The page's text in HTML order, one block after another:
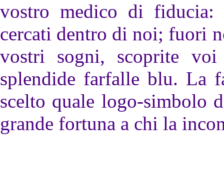
vostro medico di
cercati dentro di noi; fuori
vostri sogni, scoprite
splendide farfalle blu. La
scelto quale logo-simbolo
grande fortuna a chi la